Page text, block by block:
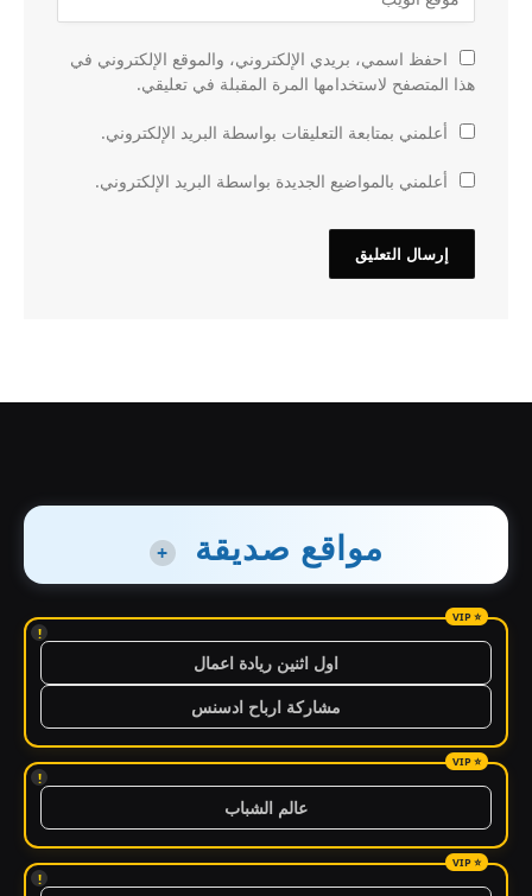
احفظ اسمي، بريدي الإلكتروني، والموقع الإلكتروني في
هذا المتصفح لاستخدامها المرة المقبلة في تعليقي.
أعلمني بمتابعة التعليقات بواسطة البريد الإلكتروني.
أعلمني بالمواضيع الجديدة بواسطة البريد الإلكتروني.
مواقع صديقة +
!
اول اثنين ريادة اعمال
مشاركة ارباح ادسنس
!
عالم الشباب
!